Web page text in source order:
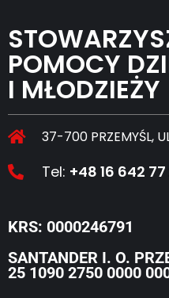
POMOCY
I MŁODZIEŻY
37-700 PRZEMYŚL,
Tel: +48 16 642 77
KRS: 0000246791
SANTANDER I. O.
25 1090 2750 0000